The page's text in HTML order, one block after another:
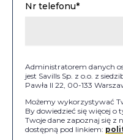
Nr telefonu*
Administratorem danych
jest Savills Sp. z o.o. z
Pawła II 22, 00-133
Możemy wykorzystywać
By dowiedzieć się więcej
Twoje dane zapoznaj się z
dostępną pod linkiem: